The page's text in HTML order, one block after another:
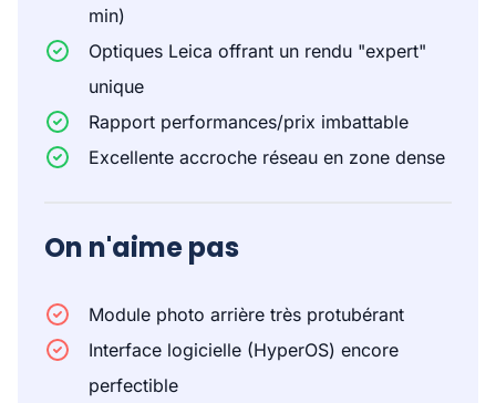
min)
Optiques Leica offrant un rendu "expert"
unique
Rapport performances/prix imbattable
Excellente accroche réseau en zone dense
On n'aime pas
Module photo arrière très protubérant
Interface logicielle (HyperOS) encore
perfectible